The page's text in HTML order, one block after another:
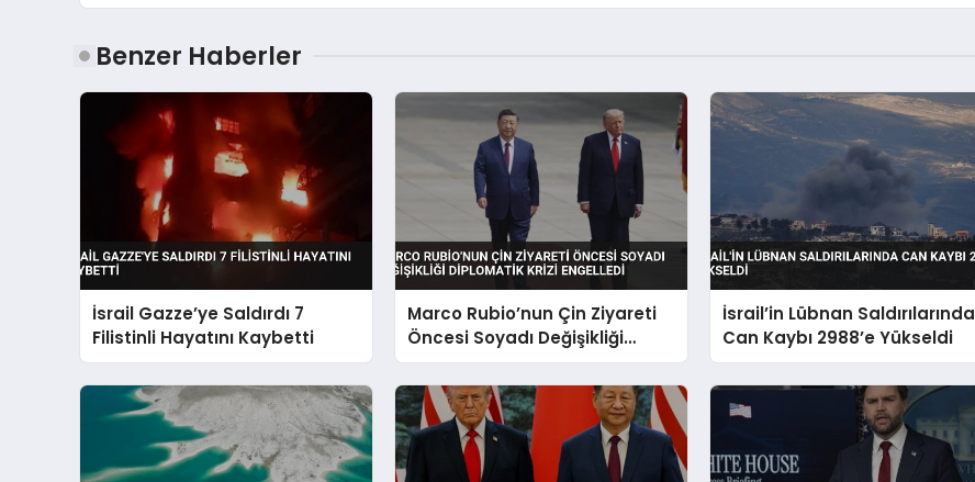
Benzer Haberler
İsrail Gazze’ye Saldırdı 7
Filistinli Hayatını Kaybetti
Marco Rubio’nun Çin Ziyareti
Öncesi Soyadı Değişikliği
Diplomatik Krizi Engelledi
İsrail’in Lübnan Saldırılarında
Can Kaybı 2988’e Yükseldi